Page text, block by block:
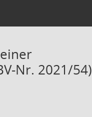
Nr. 2021/54)